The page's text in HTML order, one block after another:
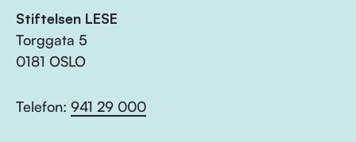
Stiftelsen LESE
Torggata 5
0181 OSLO
Telefon: 941 29 000